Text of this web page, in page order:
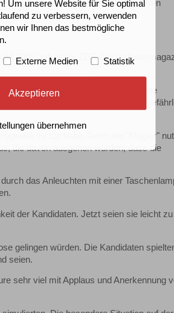
Suggestionen und andere Maßnahmen
gab es im ZDF
Medizin und Psychologie anerkannte
zu machen und könne ihnen sogar
zu tun habe. Denn der "Magier"
die davon ausgehen würden, dass die
das Anleuchten mit einer
der Kandidaten. Jetzt seien sie leicht
gelingen würden. Die Kandidaten
seien.
sehr viel mit Applaus und Anerkennung
Um unsere Website für Sie optimal
zu verbessern, verwenden
wir Ihnen das bestmögliche
Externe Medien Statistik
Akzeptieren
übernehmen